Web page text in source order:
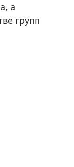
а
групп